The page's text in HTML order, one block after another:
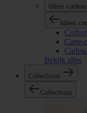
Idées
Idées
Carte-
Bekijk alles
Collections
Collections